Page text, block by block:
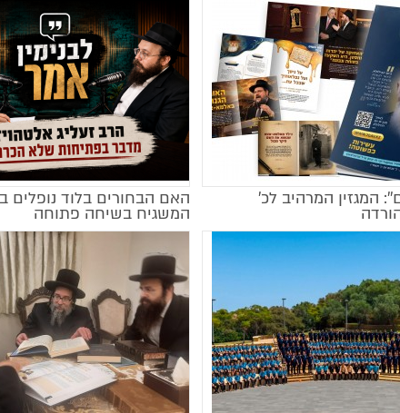
המגזין המרהיב לכ’ מקודם
האם הבחורים בלוד נופלים
המשגיח בשיחה פתוחה